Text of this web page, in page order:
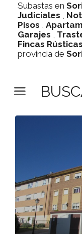
Subastas en
Judiciales ,
Pisos ,
Garajes ,
Fincas Rústicas
provincia de